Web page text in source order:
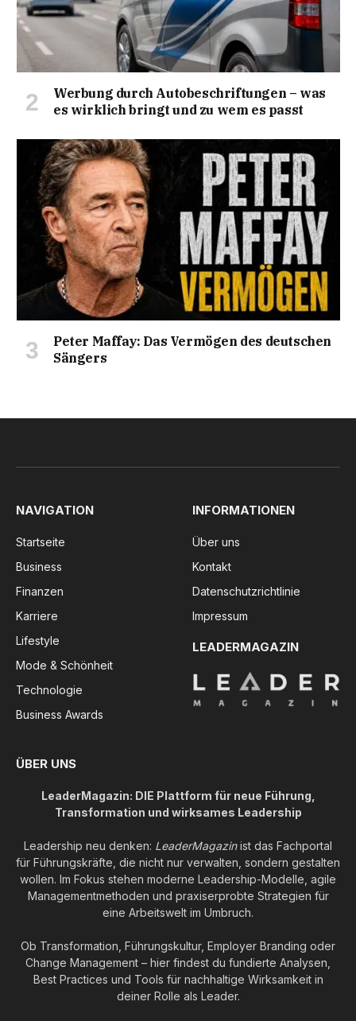
Werbung durch Autobeschriftungen – was
es wirklich bringt und zu wem es passt
Peter Maffay: Das Vermögen des deutschen
Sängers
NAVIGATION
Startseite
Business
Finanzen
Karriere
Lifestyle
Mode & Schönheit
Technologie
Business Awards
INFORMATIONEN
Über uns
Kontakt
Datenschutzrichtlinie
Impressum
LEADERMAGAZIN
ÜBER UNS
LeaderMagazin: DIE Plattform für neue Führung,
Transformation und wirksames Leadership
Leadership neu denken: LeaderMagazinist das Fachportal
für Führungskräfte, die nicht nur verwalten, sondern gestalten
wollen. Im Fokus stehen moderne Leadership-Modelle, agile
Managementmethoden und praxiserprobte Strategien für
eine Arbeitswelt im Umbruch.
Ob Transformation, Führungskultur, Employer Branding oder
Change Management – hier findest du fundierte Analysen,
Best Practices und Tools für nachhaltige Wirksamkeit in
deiner Rolle als Leader.